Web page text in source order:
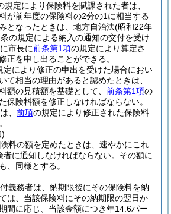
規定により保険料を賦課された者は、
が前年度の保険料の2分の1に相当する
となったときは、地方自治法(昭和22年
の規定による納入の通知の交付を受け
市長に前条第1項の規定により算定さ
正を申し出ることができる。
定により修正の申出を受けた場合におい
て相当の理由があると認めたときは、
額の見積額を基礎として、 前条第1項の
保険料額を修正しなければならない。
、 前項の規定により修正された保険料
)
料の額を定めたときは、速やかにこれ
に通知しなければならない。 その額に
、同様とする。
義務者は、納期限後にその保険料を納
は、当該保険料にその納期限の翌日か
間に応じ、当該金額につき年14.6パー